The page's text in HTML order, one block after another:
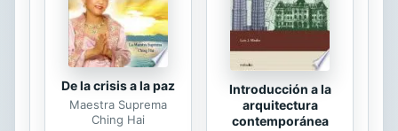
De la crisis a la paz
Maestra Suprema
Ching Hai
Introducción a la
arquitectura
contemporánea